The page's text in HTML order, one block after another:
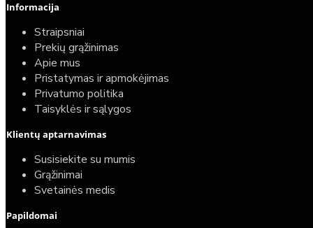
Elektrinio gyvatuko paruošimo paslauga
40,00€
25,00€
Informacija
Straipsniai
Prekių grąžinimas
Apie mus
Pristatymas ir apmokėjimas
Privatumo politika
Taisyklės ir sąlygos
Klientų aptarnavimas
Susisiekite su mumis
Grąžinimai
Svetainės medis
Papildomai